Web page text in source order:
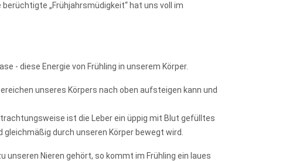
„Frühjahrsmüdigkeit“ hat uns voll im
- diese Energie von Frühling in unserem Körper.
unseres Körpers nach oben aufsteigen kann und
ist die Leber ein üppig mit Blut gefülltes
durch unseren Körper bewegt wird.
unseren Nieren gehört, so kommt im Frühling ein laues